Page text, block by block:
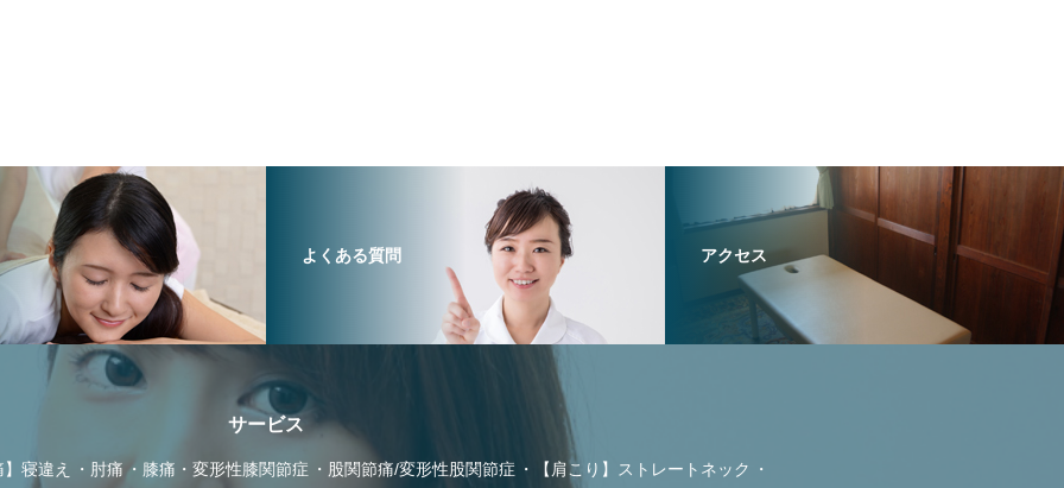
よくある質問 アクセス
サービス
寝違え 肘痛 膝痛・変形性膝関節症 股関節痛/変形性股関節症
【肩こり】ストレートネック